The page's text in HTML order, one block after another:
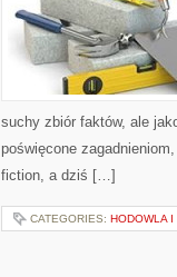
suchy zbiór faktów, ale
poświęcone
fiction, a dziś […]
CATEGORIES: HODOWLA